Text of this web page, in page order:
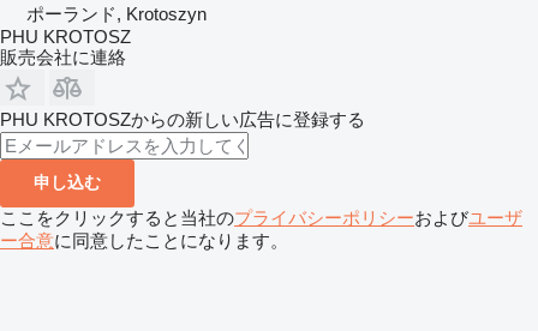
ポーランド, Krotoszyn
PHU KROTOSZ
販売会社に連絡
PHU KROTOSZからの新しい広告に登録する
申し込む
ここをクリックすると当社のプライバシーポリシーおよびユーザ
ー合意に同意したことになります。